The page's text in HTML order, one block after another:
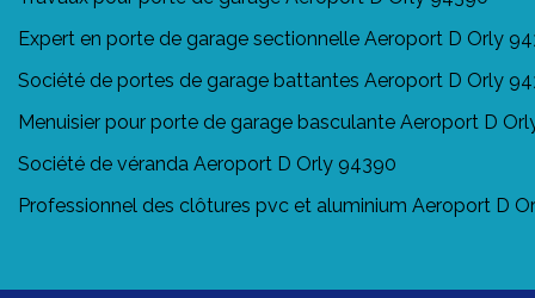
Expert en porte de garage sectionnelle Aeroport D Orly
Société de portes de garage battantes Aeroport D Orly
Menuisier pour porte de garage basculante Aeroport D
Société de véranda Aeroport D Orly 94390
Professionnel des clôtures pvc et aluminium Aeroport D